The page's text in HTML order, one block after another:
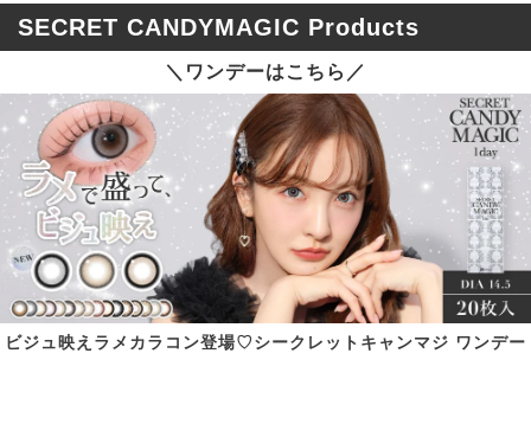
SECRET CANDYMAGIC Products
＼ワンデーはこちら／
ビジュ映えラメカラコン登場♡シークレットキャンマジ ワンデー